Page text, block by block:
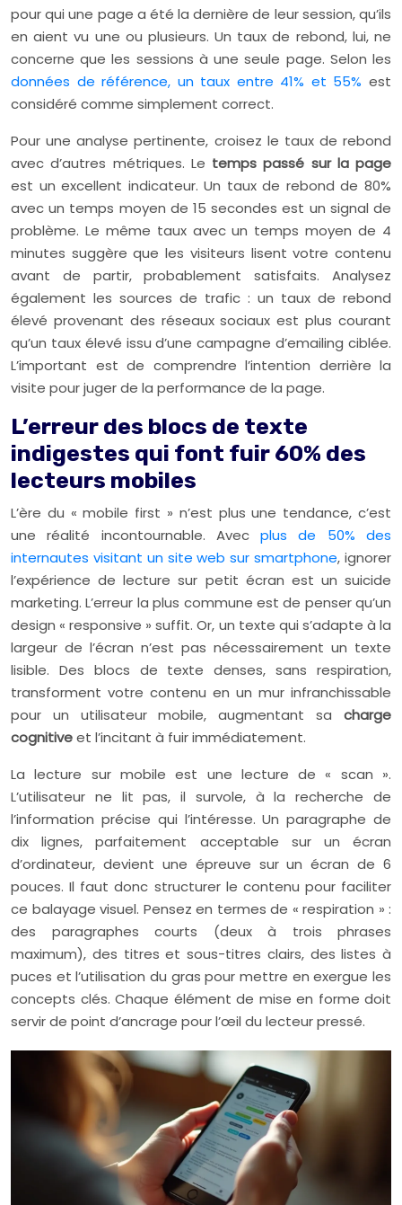
pour qui une page a été la dernière de leur session, qu’ils
en aient vu une ou plusieurs. Un taux de rebond, lui, ne
concerne que les sessions à une seule page. Selon les
données de référence, un taux entre 41% et 55% est
considéré comme simplement correct.
Pour une analyse pertinente, croisez le taux de rebond
avec d’autres métriques. Le temps passé sur la page
est un excellent indicateur. Un taux de rebond de 80%
avec un temps moyen de 15 secondes est un signal de
problème. Le même taux avec un temps moyen de 4
minutes suggère que les visiteurs lisent votre contenu
avant de partir, probablement satisfaits. Analysez
également les sources de trafic : un taux de rebond
élevé provenant des réseaux sociaux est plus courant
qu’un taux élevé issu d’une campagne d’emailing ciblée.
L’important est de comprendre l’intention derrière la
visite pour juger de la performance de la page.
L’erreur des blocs de texte
indigestes qui font fuir 60% des
lecteurs mobiles
L’ère du « mobile first » n’est plus une tendance, c’est
une réalité incontournable. Avecplus de 50% des
internautes visitant un site web sur smartphone, ignorer
l’expérience de lecture sur petit écran est un suicide
marketing. L’erreur la plus commune est de penser qu’un
design « responsive » suffit. Or, un texte qui s’adapte à la
largeur de l’écran n’est pas nécessairement un texte
lisible. Des blocs de texte denses, sans respiration,
transforment votre contenu en un mur infranchissable
pour un utilisateur mobile, augmentant sa charge
cognitiveet l’incitant à fuir immédiatement.
La lecture sur mobile est une lecture de « scan ».
L’utilisateur ne lit pas, il survole, à la recherche de
l’information précise qui l’intéresse. Un paragraphe de
dix lignes, parfaitement acceptable sur un écran
d’ordinateur, devient une épreuve sur un écran de 6
pouces. Il faut donc structurer le contenu pour faciliter
ce balayage visuel. Pensez en termes de « respiration » :
des paragraphes courts (deux à trois phrases
maximum), des titres et sous-titres clairs, des listes à
puces et l’utilisation du gras pour mettre en exergue les
concepts clés. Chaque élément de mise en forme doit
servir de point d’ancrage pour l’œil du lecteur pressé.